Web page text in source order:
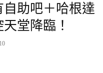
助吧＋哈根達
堂降臨！